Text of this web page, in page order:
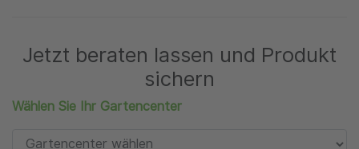
Jetzt beraten lassen und Produkt
sichern
Wählen Sie Ihr Gartencenter